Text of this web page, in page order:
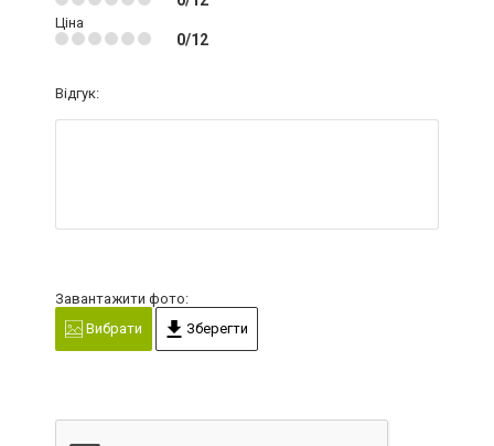
Ціна
0/12
Відгук:
Завантажити фото:
Вибрати
Зберегти